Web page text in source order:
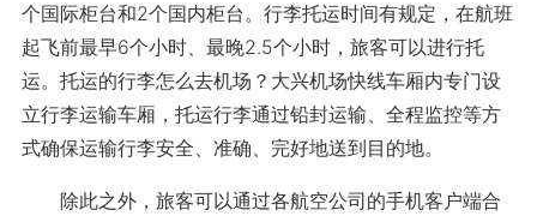
个国际柜台和2个国内柜台。行李托运时间有规定，在航班
起飞前最早6个小时、最晚2.5个小时，旅客可以进行托
运。托运的行李怎么去机场？大兴机场快线车厢内专门设
立行李运输车厢，托运行李通过铅封运输、全程监控等方
式确保运输行李安全、准确、完好地送到目的地。
除此之外，旅客可以通过各航空公司的手机客户端合